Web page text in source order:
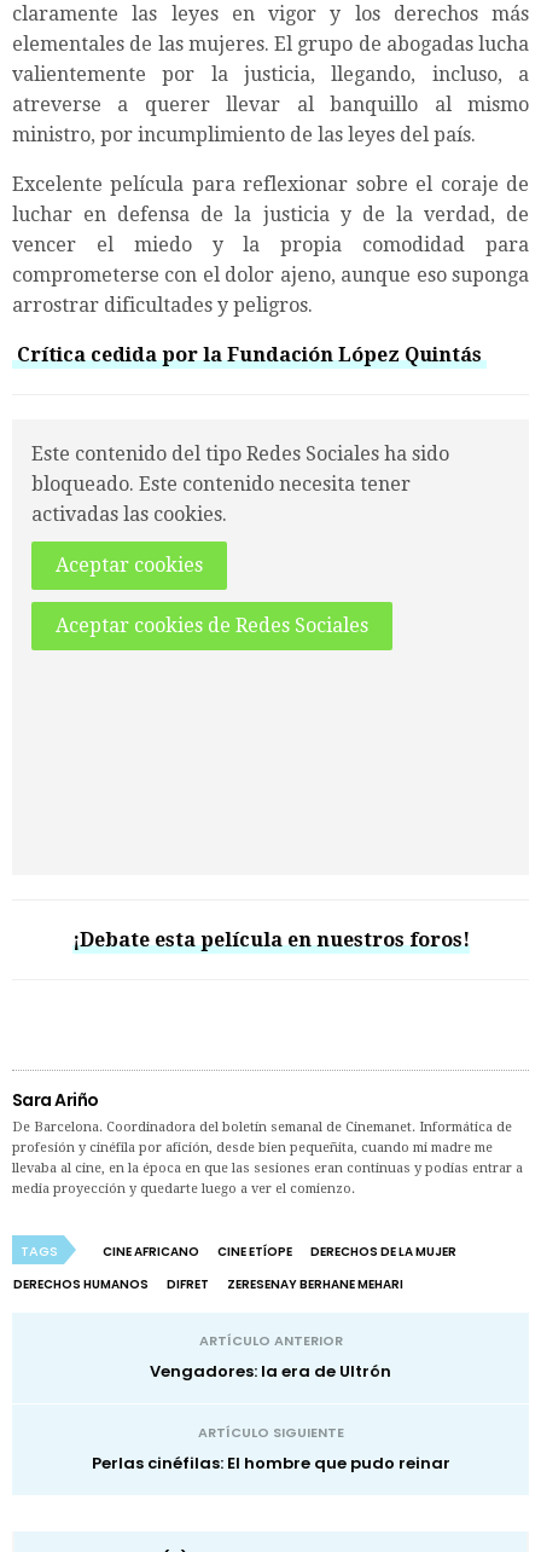
claramente las leyes en vigor y los derechos más
elementales de las mujeres. El grupo de abogadas lucha
valientemente por la justicia, llegando, incluso, a
atreverse a querer llevar al banquillo al mismo
ministro, por incumplimiento de las leyes del país.
Excelente película para reflexionar sobre el coraje de
luchar en defensa de la justicia y de la verdad, de
vencer el miedo y la propia comodidad para
comprometerse con el dolor ajeno, aunque eso suponga
arrostrar dificultades y peligros.
Crítica cedida por la Fundación López Quintás
Este contenido del tipo Redes Sociales ha sido
bloqueado. Este contenido necesita tener
activadas las cookies.
Aceptar cookies
Aceptar cookies de Redes Sociales
¡Debate esta película en nuestros foros!
Sara Ariño
De Barcelona. Coordinadora del boletín semanal de Cinemanet. Informática de
profesión y cinéfila por afición, desde bien pequeñita, cuando mi madre me
llevaba al cine, en la época en que las sesiones eran continuas y podías entrar a
media proyección y quedarte luego a ver el comienzo.
TAGS CINE AFRICANO CINE ETÍOPE
DERECHOS DE LA MUJER
DERECHOS HUMANOS
DIFRET ZERESENAY BERHANE MEHARI
ARTÍCULO ANTERIOR
Vengadores: la era de Ultrón
ARTÍCULO SIGUIENTE
Perlas cinéfilas: El hombre que pudo reinar